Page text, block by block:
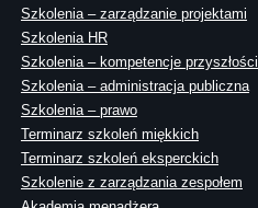
Szkolenia – zarządzanie projektami
Szkolenia HR
Szkolenia – kompetencje przyszłości
Szkolenia – administracja publiczna
Szkolenia – prawo
Terminarz szkoleń miękkich
Terminarz szkoleń eksperckich
Szkolenie z zarządzania zespołem